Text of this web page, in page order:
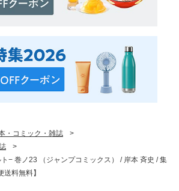
・コミック・雑誌
>
>
ト− 巻ノ23 （ジャンプコミックス） / 岸本 斉史 / 集
料無料】